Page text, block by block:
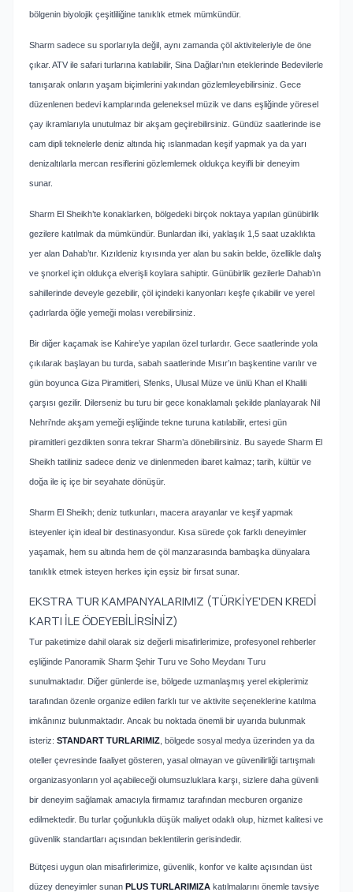
bölgenin biyolojik çeşitliliğine tanıklık etmek mümkündür.
Sharm sadece su sporlarıyla değil, aynı zamanda çöl aktiviteleriyle de öne
çıkar. ATV ile safari turlarına katılabilir, Sina Dağları’nın eteklerinde Bedevilerle
tanışarak onların yaşam biçimlerini yakından gözlemleyebilirsiniz. Gece
düzenlenen bedevi kamplarında geleneksel müzik ve dans eşliğinde yöresel
çay ikramlarıyla unutulmaz bir akşam geçirebilirsiniz. Gündüz saatlerinde ise
cam dipli teknelerle deniz altında hiç ıslanmadan keşif yapmak ya da yarı
denizaltılarla mercan resiflerini gözlemlemek oldukça keyifli bir deneyim
sunar.
Sharm El Sheikh’te konaklarken, bölgedeki birçok noktaya yapılan günübirlik
gezilere katılmak da mümkündür. Bunlardan ilki, yaklaşık 1,5 saat uzaklıkta
yer alan Dahab’tır. Kızıldeniz kıyısında yer alan bu sakin belde, özellikle dalış
ve şnorkel için oldukça elverişli koylara sahiptir. Günübirlik gezilerle Dahab’ın
sahillerinde deveyle gezebilir, çöl içindeki kanyonları keşfe çıkabilir ve yerel
çadırlarda öğle yemeği molası verebilirsiniz.
Bir diğer kaçamak ise Kahire’ye yapılan özel turlardır. Gece saatlerinde yola
çıkılarak başlayan bu turda, sabah saatlerinde Mısır’ın başkentine varılır ve
gün boyunca Giza Piramitleri, Sfenks, Ulusal Müze ve ünlü Khan el Khalili
çarşısı gezilir. Dilerseniz bu turu bir gece konaklamalı şekilde planlayarak Nil
Nehri’nde akşam yemeği eşliğinde tekne turuna katılabilir, ertesi gün
piramitleri gezdikten sonra tekrar Sharm’a dönebilirsiniz. Bu sayede Sharm El
Sheikh tatiliniz sadece deniz ve dinlenmeden ibaret kalmaz; tarih, kültür ve
doğa ile iç içe bir seyahate dönüşür.
Sharm El Sheikh; deniz tutkunları, macera arayanlar ve keşif yapmak
isteyenler için ideal bir destinasyondur. Kısa sürede çok farklı deneyimler
yaşamak, hem su altında hem de çöl manzarasında bambaşka dünyalara
tanıklık etmek isteyen herkes için eşsiz bir fırsat sunar.
EKSTRA TUR KAMPANYALARIMIZ (TÜRKİYE'DEN KREDİ
KARTI İLE ÖDEYEBİLİRSİNİZ)
Tur paketimize dahil olarak siz değerli misafirlerimize, profesyonel rehberler
eşliğinde Panoramik Sharm Şehir Turu ve Soho Meydanı Turu
sunulmaktadır. Diğer günlerde ise, bölgede uzmanlaşmış yerel ekiplerimiz
tarafından özenle organize edilen farklı tur ve aktivite seçeneklerine katılma
imkânınız bulunmaktadır. Ancak bu noktada önemli bir uyarıda bulunmak
isteriz: STANDART TURLARIMIZ , bölgede sosyal medya üzerinden ya da
oteller çevresinde faaliyet gösteren, yasal olmayan ve güvenilirliği tartışmalı
organizasyonların yol açabileceği olumsuzluklara karşı, sizlere daha güvenli
bir deneyim sağlamak amacıyla firmamız tarafından mecburen organize
edilmektedir. Bu turlar çoğunlukla düşük maliyet odaklı olup, hizmet kalitesi ve
güvenlik standartları açısından beklentilerin gerisindedir.
Bütçesi uygun olan misafirlerimize, güvenlik, konfor ve kalite açısından üst
düzey deneyimler sunan PLUS TURLARIMIZA katılmalarını önemle tavsiye